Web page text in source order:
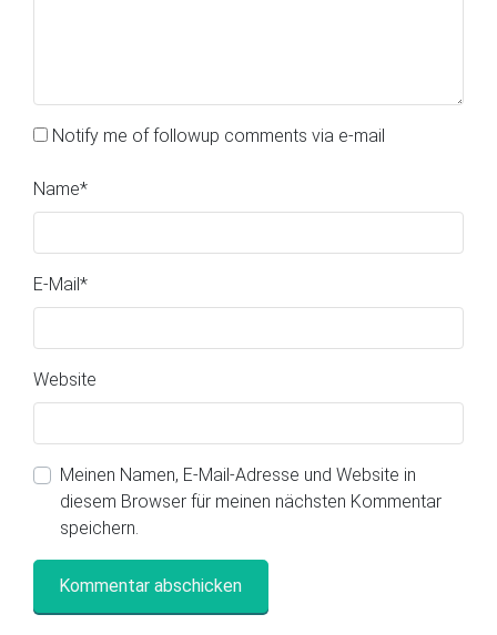
Notify me of followup comments via e-mail
Name*
E-Mail*
Website
Meinen Namen, E-Mail-Adresse und Website in
diesem Browser für meinen nächsten Kommentar
speichern.